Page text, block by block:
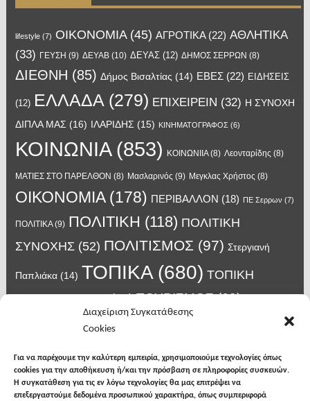
Διαχείριση Συγκατάθεσης
Cookies
Για να παρέχουμε την καλύτερη εμπειρία, χρησιμοποιούμε τεχνολογίες όπως
cookies για την αποθήκευση ή/και την πρόσβαση σε πληροφορίες συσκευών.
Η συγκατάθεση για τις εν λόγω τεχνολογίες θα μας επιτρέψει να
επεξεργαστούμε δεδομένα προσωπικού χαρακτήρα, όπως συμπεριφορά
lifestyle(7) OIKONOMIA(45) ΑΓΡΟΤΙΚΑ(22) ΑΘΛΗΤΙΚΑ
(33) ΓΕΥΣΗ (9) ΔΕΥΑΒ(10) ΔΕΥΑΣ(12) ΔΗΜΟΣ ΣΕΡΡΩΝ (8)
ΔΙΕΘΝΗ (85) Δήμος Βισαλτίας (14) ΕΒΕΣ(22) ΕΙΔΗΣΕΙΣ
(12) ΕΛΛΑΔΑ(279) ΕΠΙΧΕΙΡΕΙΝ (32) Η ΣΥΝΟΧΗ
ΔΙΠΛΑ ΜΑΣ (16) ΙΛΑΡΙΔΗΣ (15) ΚΙΝΗΜΑΤΟΓΡΑΦΟΣ (6)
ΚΟΙΝΩΝΙΑ(853) ΚΟΙΝΩΝΙΙΑ(8) Λεονταρίδης (8)
ΜΑΤΙΕΣ ΣΤΟ ΠΑΡΕΛΘΟΝ (8) Μασλαρινός (9) Μεγκλας Χρήστος (8)
ΟΙΚΟΝΟΜΙΑ(178) ΠΕΡΙΒΑΛΛΟΝ (18) ΠΕ Σερρων (7)
ΠΟΛΙΤΙΚΑ(9) ΠΟΛΙΤΙΚΗ (118) ΠΟΛΙΤΙΚΗ
ΣΥΝΟΧΗΣ(52) ΠΟΛΙΤΙΣΜΟΣ (97) Στεργιανή
Παπλιάκα(14) ΤΟΠΙΚΑ(680) ΤΟΠΙΚΗ
ΑΥΤΟΔΙΟΙΚΗΣΗ(45) ΤΟΥΡΙΣΜΟΣ(63)
(14) Χατζηβασιλειου
κρούσματα κορονοϊού(18) λαϊκή Νιγρίτας(13) νοσοκομείο Σερρών
σπυροπουλος(7) υγεια(148)